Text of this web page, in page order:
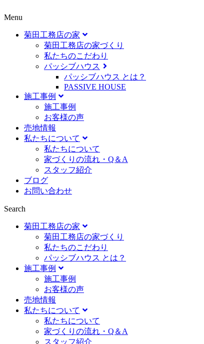
Menu
菊田工務店の家
菊田工務店の家づくり​
私たちのこだわり
パッシブハウス
パッシブハウス とは？
PASSIVE HOUSE
施工事例
施⼯事例
お客様の声
売地情報
私たちについて
私たちについて
家づくりの流れ・Q＆A
スタッフ紹介
ブログ
お問い合わせ
Search
菊田工務店の家
菊田工務店の家づくり​
私たちのこだわり
パッシブハウス とは？
施工事例
施⼯事例
お客様の声
売地情報
私たちについて
私たちについて
家づくりの流れ・Q＆A
スタッフ紹介